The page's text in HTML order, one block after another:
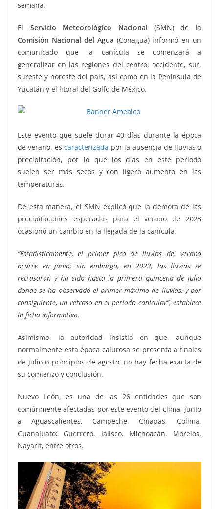
semana.
El Servicio Meteorológico Nacional (SMN) de la
Comisión Nacional del Agua (Conagua) informó en un
comunicado que la canícula se comenzará a
generalizar en las regiones del centro, occidente, sur,
sureste y noreste del país, así como en la Península de
Yucatán y el litoral del Golfo de México.
Este evento que suele durar 40 días durante la época
de verano, escaracterizada por la ausencia de lluvias o
precipitación, por lo que los días en este periodo
suelen ser más secos y con ligero aumento en las
temperaturas.
De esta manera, el SMN explicó que la demora de las
precipitaciones esperadas para el verano de 2023
ocasionó un cambio en la llegada de la canícula.
“Estadísticamente, el primer pico de lluvias del verano
ocurre en junio; sin embargo, en 2023, las lluvias se
retrasaron y ha sido hasta la primera quincena de julio
donde se ha observado el primer máximo de lluvias, y por
consiguiente, un retraso en el periodo canicular”, establece
la ficha informativa.
Asimismo, la autoridad insistió en que, aunque
normalmente esta época calurosa se presenta a finales
de julio o principios de agosto, no hay fecha exacta de
su comienzo y conclusión.
Nuevo León, es una de las 26 entidades que son
comúnmente afectadas por este evento del clima, junto
a Aguascalientes, Campeche, Chiapas, Colima,
Guanajuato; Guerrero, Jalisco, Michoacán, Morelos,
Nayarit, entre otros.